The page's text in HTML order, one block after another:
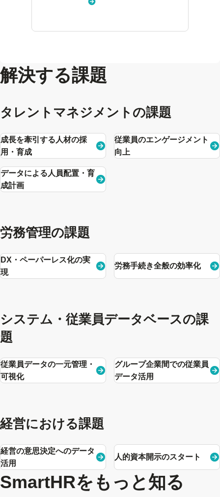
解決する課題
タレントマネジメントの課題
成長を牽引する人材の採
用・育成
従業員のエンゲージメント
向上
データによる人員配置・育
成計画
労務管理の課題
DX・ペーパーレス化の実
現
労務手続き全般の効率化
システム・従業員データベースの課
題
従業員データの一元管理・
可視化
グループ企業間での従業員
データ活用
経営における課題
経営の意思決定へのデータ
活用
人的資本開示のスタート
SmartHRをもっと知る